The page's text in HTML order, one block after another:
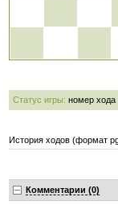
Статус игры: номер хода
История ходов (формат
Комментарии (0)